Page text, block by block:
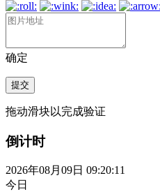
确定
提交
拖动滑块以完成验证
倒计时
2026年08月09日 09:20:12
今日